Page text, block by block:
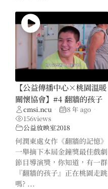
【公益傳播中心×桃園溫暖
關懷協會】#4 翻牆的孩子
cmsi.ncu • 8 年 ago •
156views
公益放映室2018
何潤東處女作《翻牆的記憶》
一舉摘下本屆金鐘獎最佳戲劇
節目導演獎，你知道，有一群
『翻牆的孩子』正在桃園走跳
嗎? ...